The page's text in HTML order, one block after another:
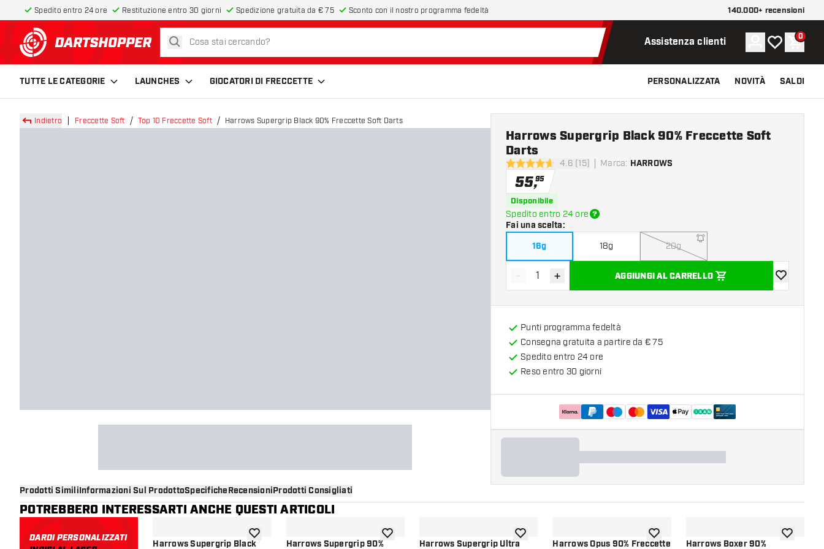
Spedito entro 24 ore Restituzione entro 30 giorni Spedizione gratuita da € 75 Sconto con il nostro programma fedeltà 140.000+ recensioni
torna alla home page
cerca Assistenza clienti Account
La mia lista
0
TUTTE LE CATEGORIE LAUNCHES GIOCATORI DI FRECCETTE PERSONALIZZATA NOVITÀ SALDI
Indietro Freccette Soft Top 10 Freccette Soft Harrows Supergrip Black 90% Freccette Soft Darts
4.6 stelle di valutazione
4.6 (15) Marca: HARROWS
Harrows Supergrip Black 90% Freccette Soft
Darts
55,95
Disponibile
Spedito entro 24 ore
Fai una scelta:
16g
18g 20g
Diminuisci quantità
- Aumenta quantità
+ AGGIUNGI AL CARRELLO
aggiungi
Punti programma fedeltà
Consegna gratuita a partire da € 75
Spedito entro 24 ore
Reso entro 30 giorni
Prodotti SimiliInformazioni Sul ProdottoSpecificheRecensioniProdotti Consigliati
POTREBBERO INTERESSARTI ANCHE QUESTI ARTICOLI
DARDI PERSONALIZZATI
Harrows Supergrip Blackaggiungi alla lista dei desideri
Harrows Supergrip 90%aggiungi alla lista dei desideri
Harrows Supergrip Ultraaggiungi alla lista dei desideri
Harrows Opus 90% Freccette
aggiungi alla lista dei desideri
Harrows Boxer 90%
aggiungi